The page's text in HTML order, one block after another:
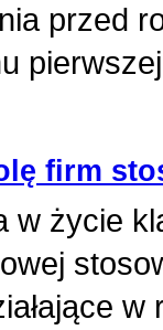
przed
firm
w życie